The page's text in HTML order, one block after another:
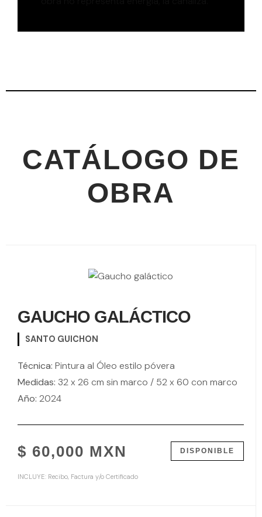
CATÁLOGO DE
OBRA
GAUCHO GALÁCTICO
SANTO GUICHON
Técnica: Pintura al Óleo estilo póvera
Medidas: 32 x 26 cm sin marco / 52 x 60 con marco
Año: 2024
$ 60,000 MXN DISPONIBLE
INCLUYE: Recibo, Factura y/o Certificado